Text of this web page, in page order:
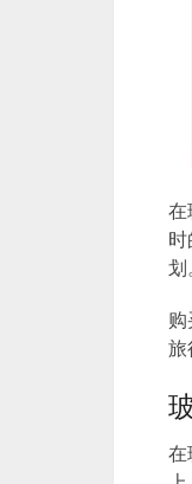
在
划
旅
在